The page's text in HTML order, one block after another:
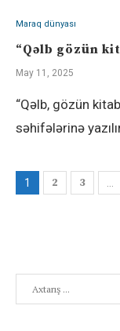
Maraq dünyası
“Qəlb gözün
May 11, 2025
“Qəlb, gözün
səhifələrinə
1 2 3